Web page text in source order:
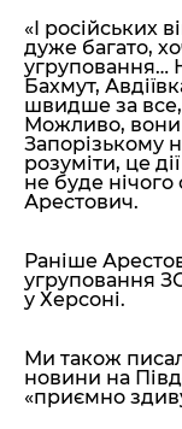
«І російських
дуже багато,
угруповання…
Бахмут,
швидше за
Можливо,
Запорізькому
розуміти, це
не буде нічого
Арестович.
Раніше
угруповання
у Херсоні.
Ми також
новини на
«приємно